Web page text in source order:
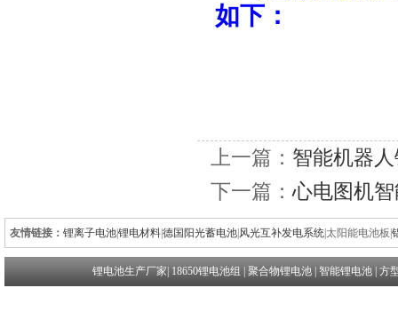
如下：
上一篇： 智能机器
下一篇：心电图机
友情链接： 锂离子电池锂电材料德国阳光蓄电池 风光互补发电系统 太阳能电池板
锂电池生产厂家 18650锂电池组 聚合物锂电池| 智能锂电池| 方